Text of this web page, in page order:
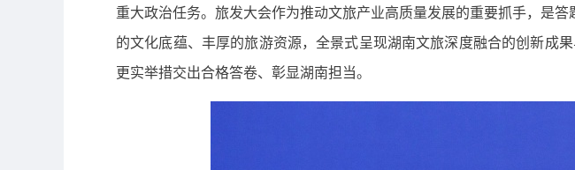
重大政治任务。旅发大会作为推动文旅产业高质量发展的重要抓手，是
的文化底蕴、丰厚的旅游资源，全景式呈现湖南文旅深度融合的创新成
更实举措交出合格答卷、彰显湖南担当。